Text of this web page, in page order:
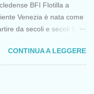
BFI Flotilla a
Venezia è nata come
da secoli e secoli fa ai
divennero preziose
Gerusalemme. Proprio
l’occasione per
CONTINUA A LEGGERE